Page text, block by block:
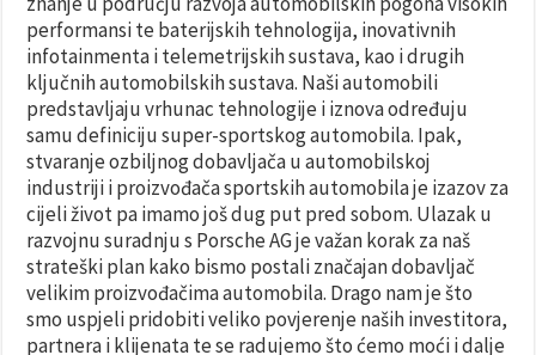
performansi te baterijskih tehnologija, inovativnih
infotainmenta i telemetrijskih sustava, kao i drugih
ključnih automobilskih sustava. Naši automobili
predstavljaju vrhunac tehnologije i iznova određuju
samu definiciju super-sportskog automobila. Ipak,
stvaranje ozbiljnog dobavljača u automobilskoj
industriji i proizvođača sportskih automobila je izazov za
cijeli život pa imamo još dug put pred sobom. Ulazak u
razvojnu suradnju s Porsche AG je važan korak za naš
strateški plan kako bismo postali značajan dobavljač
velikim proizvođačima automobila. Drago nam je što
smo uspjeli pridobiti veliko povjerenje naših investitora,
partnera i klijenata te se radujemo što ćemo moći i dalje